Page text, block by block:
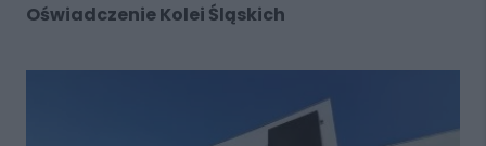
Oświadczenie Kolei Śląskich